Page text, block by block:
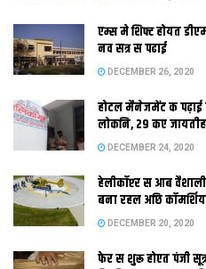
नई दिल्ली। लंबा समय स लंबित महिला
क रिपोर्ट गुरुवार कए समाजवादी
देल गेल। भारतीय जनता पार्टी
लोकसभा मे पेश केलाह, त सपा, राजद
आरक्षण वैधानिक अछि आ नीति निर्धारण
एम्स मे शिफ्ट होयत
नव सत्र स पढाई
DECEMBER 26, 2020
होटल मैनेजमेंट क पढ़ाई
लोकनि, 29 कए
DECEMBER 24, 2020
हेलीकॉप्टर स आब
बना रहल अछि
DECEMBER 20, 2020
फेर स शुरू होएत पंजी